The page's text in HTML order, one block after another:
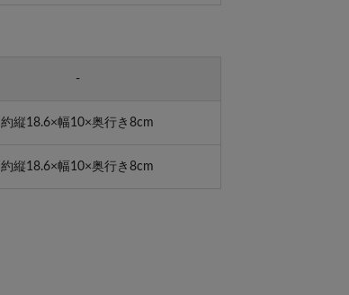
-
約縦18.6×幅10×奥行き8cm
約縦18.6×幅10×奥行き8cm